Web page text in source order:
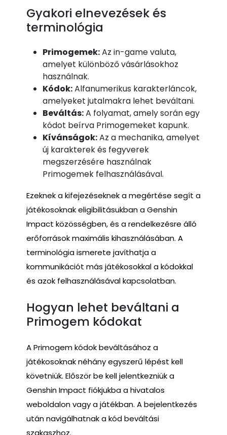
Gyakori elnevezések és
terminológia
Primogemek:Az in-game valuta,
amelyet különböző vásárlásokhoz
használnak.
Kódok:Alfanumerikus karakterláncok,
amelyeket jutalmakra lehet beváltani.
Beváltás:A folyamat, amely során egy
kódot beírva Primogemeket kapunk.
Kívánságok:Az a mechanika, amelyet
új karakterek és fegyverek
megszerzésére használnak
Primogemek felhasználásával.
Ezeknek a kifejezéseknek a megértése segít a
játékosoknak eligibilitásukban a Genshin
Impact közösségben, és a rendelkezésre álló
erőforrások maximális kihasználásában. A
terminológia ismerete javíthatja a
kommunikációt más játékosokkal a kódokkal
és azok felhasználásával kapcsolatban.
Hogyan lehet beváltani a
Primogem kódokat
A Primogem kódok beváltásához a
játékosoknak néhány egyszerű lépést kell
követniük. Először be kell jelentkezniük a
Genshin Impact fiókjukba a hivatalos
weboldalon vagy a játékban. A bejelentkezés
után navigálhatnak a kód beváltási
szakaszhoz.